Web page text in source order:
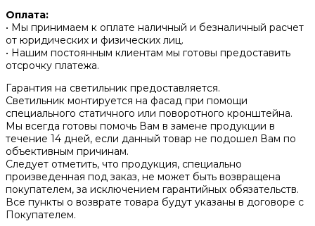
Оплата:
• Мы принимаем к оплате наличный и безналичный расчет
от юридических и физических лиц.
• Нашим постоянным клиентам мы готовы предоставить
отсрочку платежа.
Гарантия на светильник предоставляется.
Светильник монтируется на фасад при помощи
специального статичного или поворотного кронштейна.
Мы всегда готовы помочь Вам в замене продукции в
течение 14 дней, если данный товар не подошел Вам по
объективным причинам.
Следует отметить, что продукция, специально
произведенная под заказ, не может быть возвращена
покупателем, за исключением гарантийных обязательств.
Все пункты о возврате товара будут указаны в договоре с
Покупателем.